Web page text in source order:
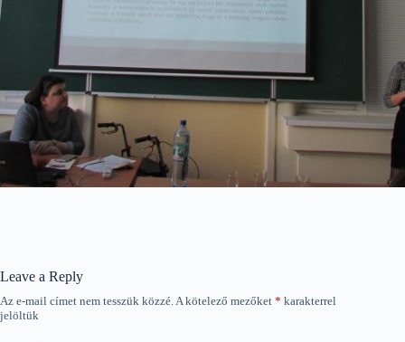
Leave a Reply
Az e-mail címet nem tesszük közzé.A kötelező mezőket * karakterrel
jelöltük